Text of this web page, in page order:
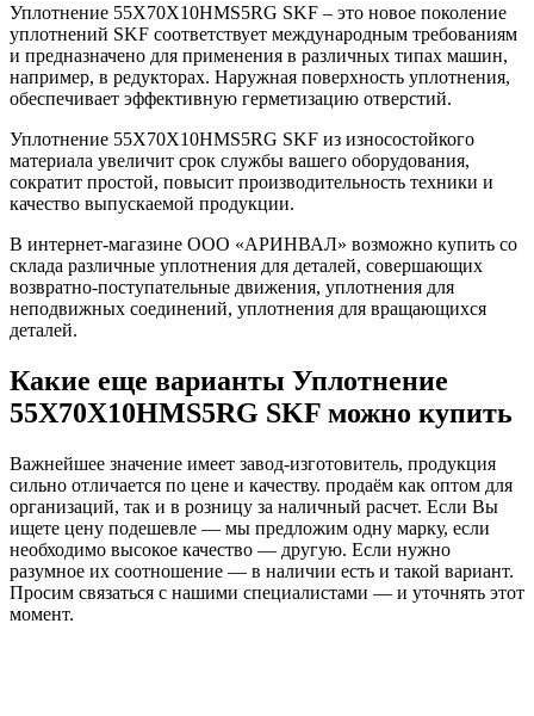
Уплотнение 55X70X10HMS5RG SKF – это новое поколение
уплотнений SKF соответствует международным требованиям
и предназначено для применения в различных типах машин,
например, в редукторах. Наружная поверхность уплотнения,
обеспечивает эффективную герметизацию отверстий.
Уплотнение 55X70X10HMS5RG SKF из износостойкого
материала увеличит срок службы вашего оборудования,
сократит простой, повысит производительность техники и
качество выпускаемой продукции.
В интернет-магазине ООО «АРИНВАЛ» возможно купить со
склада различные уплотнения для деталей, совершающих
возвратно-поступательные движения, уплотнения для
неподвижных соединений, уплотнения для вращающихся
деталей.
Какие еще варианты Уплотнение
55X70X10HMS5RG SKF можно купить
Важнейшее значение имеет завод-изготовитель, продукция
сильно отличается по цене и качеству. продаём как оптом для
организаций, так и в розницу за наличный расчет. Если Вы
ищете цену подешевле — мы предложим одну марку, если
необходимо высокое качество — другую. Если нужно
разумное их соотношение — в наличии есть и такой вариант.
Просим связаться с нашими специалистами — и уточнять этот
момент.